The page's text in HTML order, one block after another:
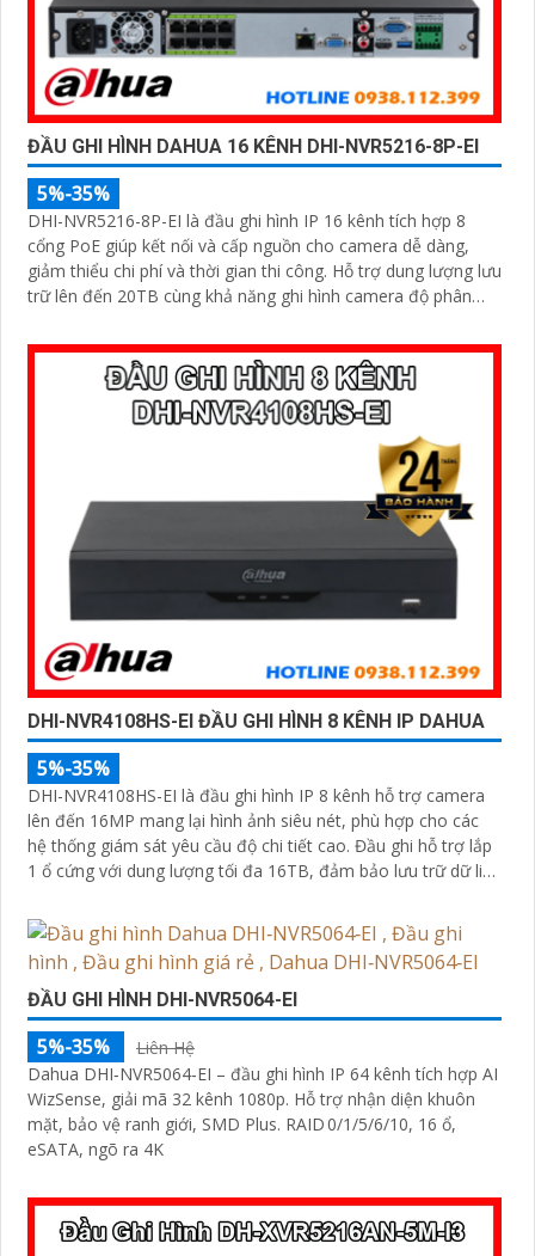
ĐẦU GHI HÌNH DAHUA 16 KÊNH DHI-NVR5216-8P-EI
5%-35%
DHI-NVR5216-8P-EI là đầu ghi hình IP 16 kênh tích hợp 8
cổng PoE giúp kết nối và cấp nguồn cho camera dễ dàng,
giảm thiểu chi phí và thời gian thi công. Hỗ trợ dung lượng lưu
trữ lên đến 20TB cùng khả năng ghi hình camera độ phân
khả năng lưu trữ vượt trội hiệu suất mạnh mẽ, tính năng linh
hoạt và mức giá cạnh tranh
DHI-NVR4108HS-EI ĐẦU GHI HÌNH 8 KÊNH IP DAHUA
5%-35%
DHI-NVR4108HS-EI là đầu ghi hình IP 8 kênh hỗ trợ camera
lên đến 16MP mang lại hình ảnh siêu nét, phù hợp cho các
hệ thống giám sát yêu cầu độ chi tiết cao. Đầu ghi hỗ trợ lắp
1 ổ cứng với dung lượng tối đa 16TB, đảm bảo lưu trữ dữ liệu
ĐẦU GHI HÌNH DHI-NVR5064-EI
5%-35%
Liên Hệ
Dahua DHI‑NVR5064‑EI – đầu ghi hình IP 64 kênh tích hợp AI
WizSense, giải mã 32 kênh 1080p. Hỗ trợ nhận diện khuôn
mặt, bảo vệ ranh giới, SMD Plus. RAID 0/1/5/6/10, 16 ổ,
eSATA, ngõ ra 4K